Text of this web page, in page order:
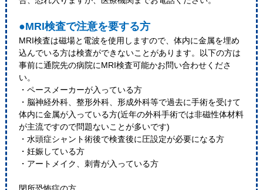
●MRI検査で注意を要する方
MRI検査は磁場と電波を使用しますので、体内に金属を埋め
込んでいる方は検査ができないことがあります。以下の方は
事前に通院先の病院にMRI検査可能かお問い合わせくださ
い。
・ペースメーカーが入っている方
・脳神経外科、整形外科、形成外科等で過去に手術を受けて
体内に金属が入っている方(近年の外科手術では非磁性体材料
が主流ですので問題ないことが多いです)
・水頭症シャント術後で検査後に圧設定が必要になる方
・妊娠している方
・アートメイク、刺青が入っている方